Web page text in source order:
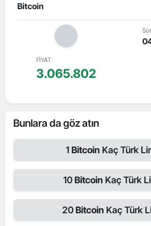
Bitcoin
FİYAT
3.065.802
Bunlara da göz atın
1 Bitcoin Kaç Türk
10Bitcoin Kaç Türk
20Bitcoin Kaç Türk